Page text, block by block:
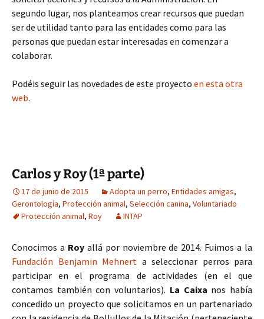
segundo lugar, nos planteamos crear recursos que puedan
ser de utilidad tanto para las entidades como para las
personas que puedan estar interesadas en comenzar a
colaborar.
Podéis seguir las novedades de este proyecto en esta otra
web.
Carlos y Roy (1ª parte)
17 de junio de 2015 Adopta un perro, Entidades amigas,
Gerontología, Protección animal, Selección canina, Voluntariado
Protección animal, Roy INTAP
Conocimos a Royallá por noviembre de 2014. Fuimos a la
Fundación Benjamin Mehnert a seleccionar perros para
participar en el programa de actividades (en el que
contamos también con voluntarios). La Caixa nos había
concedido un proyecto que solicitamos en un partenariado